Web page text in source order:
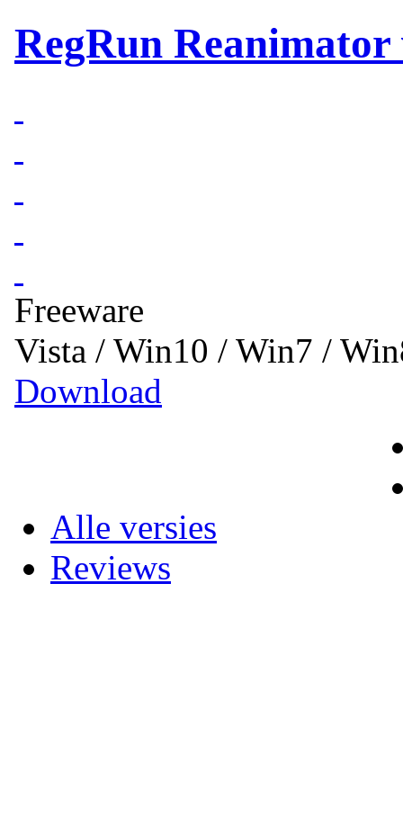
RegRun Reanimator
Freeware
Vista / Win10 / Win7 /
Download
Alle versies
Reviews